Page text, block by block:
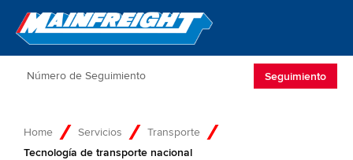
Go to Home
Seguimiento
Home Servicios
Transporte
Tecnología de transporte nacional